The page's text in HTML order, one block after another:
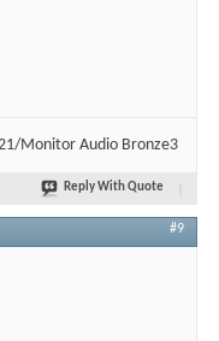
Monitor Audio Bronze3
Reply With Quote
#9